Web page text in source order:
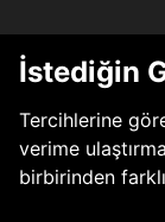
İstediğin
Tercihlerine
verime
birbirinden